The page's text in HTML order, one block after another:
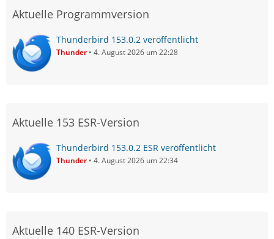
Aktuelle Programmversion
Thunderbird 153.0.2 veröffentlicht
Thunder 4. August 2026 um 22:28
Aktuelle 153 ESR-Version
Thunderbird 153.0.2 ESR veröffentlicht
Thunder 4. August 2026 um 22:34
Aktuelle 140 ESR-Version